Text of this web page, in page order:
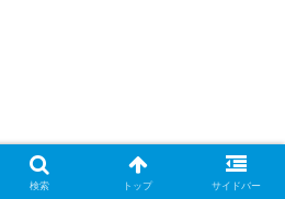
検索 トップ サイドバー